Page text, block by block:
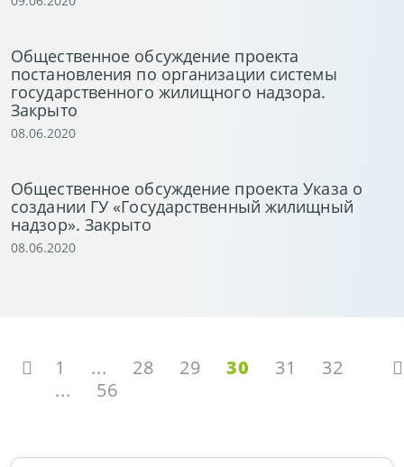
Общественное обсуждение проекта
постановления по организации системы
государственного жилищного надзора.
Закрыто
08.06.2020
Общественное обсуждение проекта Указа о
создании ГУ «Государственный жилищный
надзор». Закрыто
08.06.2020
1 ... 28 29 30 31
32
...
56